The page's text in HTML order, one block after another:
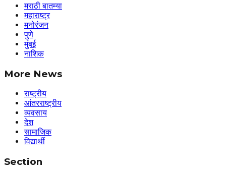
मराठी बातम्या
महाराष्ट्र
मनोरंजन
पुणे
मुंबई
नाशिक
More News
राष्ट्रीय
आंतरराष्ट्रीय
व्यवसाय
देश
सामाजिक
विद्यार्थी
Section